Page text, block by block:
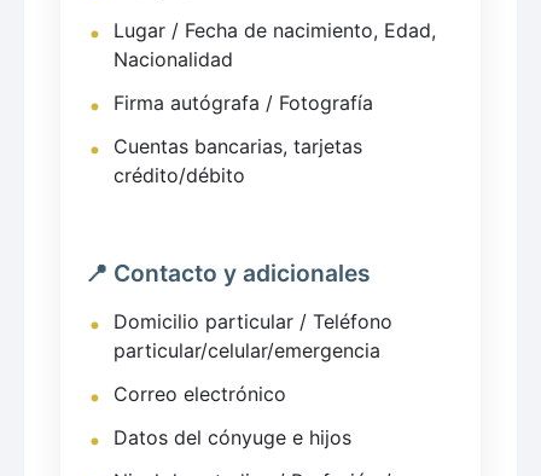
Lugar / Fecha de nacimiento, Edad,
Nacionalidad
Firma autógrafa / Fotografía
Cuentas bancarias, tarjetas
crédito/débito
📍 Contacto y adicionales
Domicilio particular / Teléfono
particular/celular/emergencia
Correo electrónico
Datos del cónyuge e hijos